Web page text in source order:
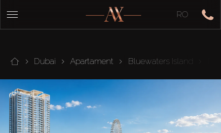
RO
Dubai Apartament Bluewaters Island